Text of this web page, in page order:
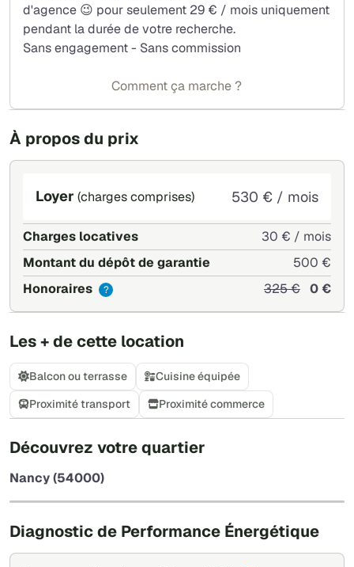
À propos du prix
Loyer (charges comprises) 530 € / mois
Charges locatives
30 € / mois
Montant du dépôt de garantie
500 €
Honoraires
? 325 € 0 €
Les + de cette location
Balcon ou terrasse
Cuisine équipée
Proximité transport
Proximité commerce
Découvrez votre quartier
Nancy (54000)
Diagnostic de Performance Énergétique
d'agence 😉 pour seulement 29 € / mois uniquement
pendant la durée de votre recherche.
Sans engagement - Sans commission
Comment ça marche ?